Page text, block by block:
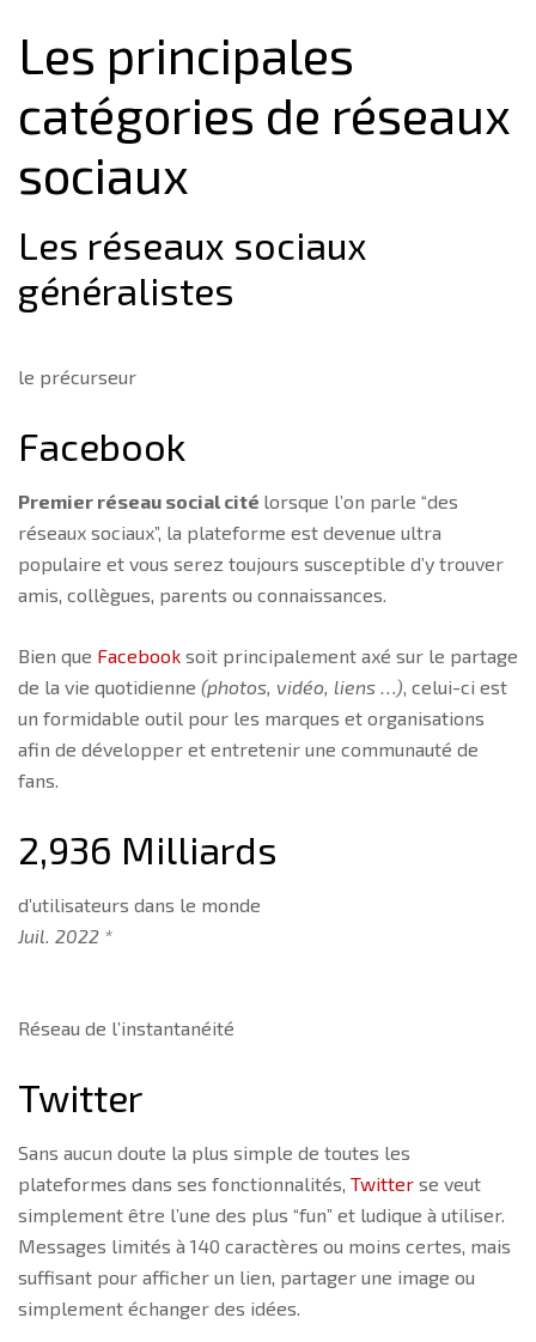
Les principales
catégories de réseaux
sociaux
Les réseaux sociaux
généralistes
le précurseur
Facebook
Premier réseau social cité lorsque l’on parle “des
réseaux sociaux”, la plateforme est devenue ultra
populaire et vous serez toujours susceptible d’y trouver
amis, collègues, parents ou connaissances.
Bien que Facebook soit principalement axé sur le partage
de la vie quotidienne (photos, vidéo, liens …), celui-ci est
un formidable outil pour les marques et organisations
afin de développer et entretenir une communauté de
fans.
2,936 Milliards
d’utilisateurs dans le monde
Juil. 2022 *
Réseau de l’instantanéité
Twitter
Sans aucun doute la plus simple de toutes les
plateformes dans ses fonctionnalités, Twitter se veut
simplement être l’une des plus “fun” et ludique à utiliser.
Messages limités à 140 caractères ou moins certes, mais
suffisant pour afficher un lien, partager une image ou
simplement échanger des idées.